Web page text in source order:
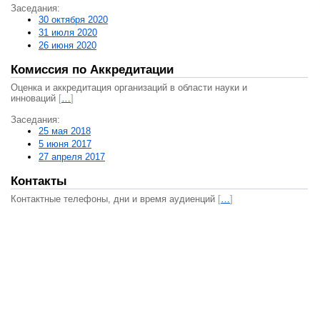
Заседания:
30 октября 2020
31 июля 2020
26 июня 2020
Комиссия по Аккредитации
Оценка и аккредитация организаций в области науки и
инноваций […]
Заседания:
25 мая 2018
5 июня 2017
27 апреля 2017
Контакты
Контактные телефоны, дни и время аудиенций […]